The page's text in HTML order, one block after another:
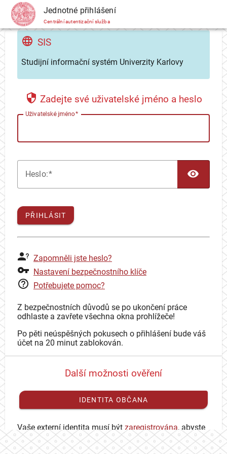
CAS Jednotné přihlášení
Centrální autentizační služba
SIS
Studijní informační systém Univerzity Karlovy
Zadejte své uživatelské jméno a heslo
Uživatelské jméno
Heslo:
PŘIHLÁSIT
Zapomněli jste heslo?
Nastavení bezpečnostního klíče
Potřebujete pomoc?
Z bezpečnostních důvodů se po ukončení práce
odhlaste a zavřete všechna okna prohlížeče!
Po pěti neúspěšných pokusech o přihlášení bude váš
účet na 20 minut zablokován.
Další možnosti ověření
IDENTITA OBČANA
Vaše externí identita musí být zaregistrována, abyste
se mohli přihlásit ke svému CAS účtu.